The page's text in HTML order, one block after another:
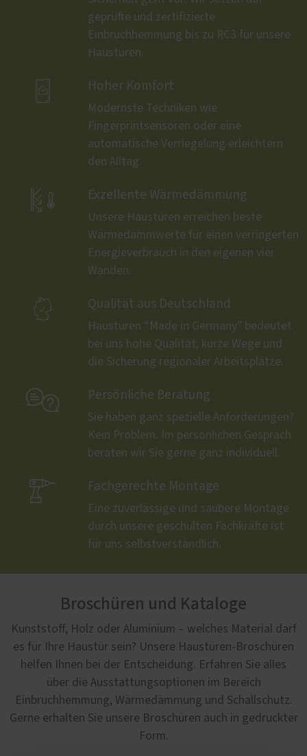
geprüfte und zertifizierte
Einbruchhemmung bis zu RC3 für unsere
Haustüren.
 Hoher Komfort
Modernste Techniken wie
Fingerprintsensoren oder eine
automatische Verriegelung erleichtern
den Alltag.
 Exzellente Wärmedämmung
Unsere Haustüren erreichen beste
Wärmedämmwerte für einen verringerten
Energieverbrauch in den eigenen vier
Wänden.
 Qualität aus Deutschland
Haustüren “Made in Germany” bedeutet
bei uns hohe Qualität, kurze Wege und
die Sicherung regionaler Arbeitsplätze.
 Persönliche Beratung
Sie haben ganz spezielle Anforderungen?
Kein Problem. Im persönlichen Gespräch
beraten wir Sie gerne ganz individuell.
 Fachgerechte Montage
Eine zuverlässige und saubere Montage
durch unsere geschulten Fachkräfte ist
für uns selbstverständlich.
Broschüren und Kataloge
Kunststoff, Holz oder Aluminium – welches Material darf
es für Ihre Haustür sein? Unsere Haustüren-Broschüren
helfen Ihnen bei der Entscheidung. Erfahren Sie alles
über die Ausstattungsoptionen im Bereich
Einbruchhemmung, Wärmedämmung und Schallschutz.
Gerne erhalten Sie unsere Broschüren auch in gedruckter
Form.